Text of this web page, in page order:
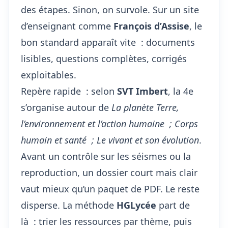
des étapes. Sinon, on survole. Sur un site
d’enseignant comme François d’Assise, le
bon standard apparaît vite : documents
lisibles, questions complètes, corrigés
exploitables.
Repère rapide : selon SVT Imbert, la 4e
s’organise autour de La planète Terre,
l’environnement et l’action humaine ; Corps
humain et santé ; Le vivant et son évolution.
Avant un contrôle sur les séismes ou la
reproduction, un dossier court mais clair
vaut mieux qu’un paquet de PDF. Le reste
disperse. La méthode HGLycée part de
là : trier les ressources par thème, puis